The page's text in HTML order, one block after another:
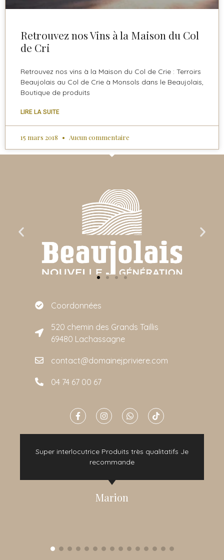
Retrouvez nos Vins à la Maison du Col
de Cri
Retrouvez nos vins à la Maison du Col de Crie : Terroirs
Beaujolais au Col de Crie à Monsols dans le Beaujolais,
Boutique de produits
LIRE LA SUITE
15 mars 2018 Aucun commentaire
Coordonnées
520 chemin des Grands Taillis
69480 Lachassagne
contact@domainejpriviere.com
04 74 67 00 67
Super interlocutrice Produits très qualitatifs Je
recommande
Marion